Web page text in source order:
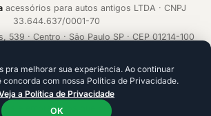
acessórios para autos antigos LTDA · CNPJ
33.644.637/0001-70
539 · Centro · São Paulo SP · CEP 01214-100
porecommerce.CAMP
com IA que aprende a cada venda.
e empresários que precisam ir além da
pra melhorar sua experiência. Ao continuar
concorda com nossa Política de Privacidade.
a Política de Privacidade
OK